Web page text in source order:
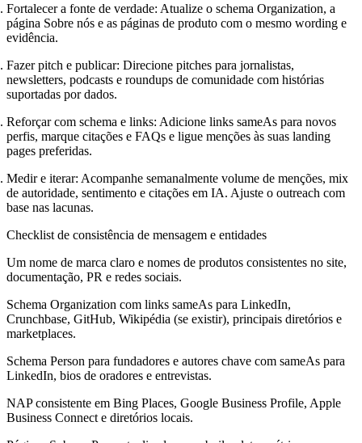
Fortalecer a fonte de verdade: Atualize o schema Organization, a
página Sobre nós e as páginas de produto com o mesmo wording e
evidência.
Fazer pitch e publicar: Direcione pitches para jornalistas,
newsletters, podcasts e roundups de comunidade com histórias
suportadas por dados.
Reforçar com schema e links: Adicione links sameAs para novos
perfis, marque citações e FAQs e ligue menções às suas landing
pages preferidas.
Medir e iterar: Acompanhe semanalmente volume de menções, mix
de autoridade, sentimento e citações em IA. Ajuste o outreach com
base nas lacunas.
Checklist de consistência de mensagem e entidades
Um nome de marca claro e nomes de produtos consistentes no site,
documentação, PR e redes sociais.
Schema Organization com links sameAs para LinkedIn,
Crunchbase, GitHub, Wikipédia (se existir), principais diretórios e
marketplaces.
Schema Person para fundadores e autores chave com sameAs para
LinkedIn, bios de oradores e entrevistas.
NAP consistente em Bing Places, Google Business Profile, Apple
Business Connect e diretórios locais.